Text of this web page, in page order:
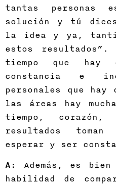
tantas personas
solución y tú dices
la idea y ya,
estos
tiempo que
constancia e
personales que hay
las áreas hay
tiempo,
resultados
esperar y ser
A:
Además, es
habilidad de